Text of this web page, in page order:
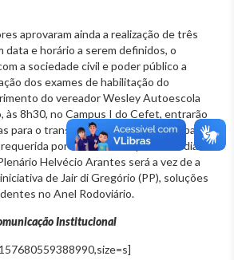
aprovaram ainda a realização de três
data e horário a serem definidos, o
a sociedade civil e poder público a
dos exames de habilitação do
do vereador Wesley Autoescola
às 8h30, no Campus I do Cefet, entrarão
para o transporte e a mobilidade urbana
por Carlos Henrique. Já no dia 18
Helvécio Arantes será a vez de a
de Jair di Gregório (PP), soluções
no Anel Rodoviário.
Institucional